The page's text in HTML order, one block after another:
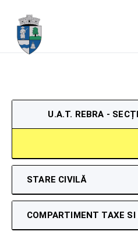
U.A.T. REBRA -
STARE CIVILĂ
COMPARTIMENT TAXE